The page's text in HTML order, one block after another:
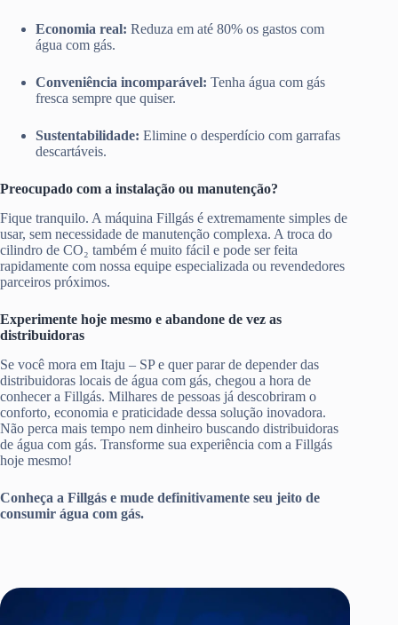
Economia real: Reduza em até 80% os gastos com
água com gás.
Conveniência incomparável: Tenha água com gás
fresca sempre que quiser.
Sustentabilidade: Elimine o desperdício com garrafas
descartáveis.
Preocupado com a instalação ou manutenção?
Fique tranquilo. A máquina Fillgás é extremamente simples de
usar, sem necessidade de manutenção complexa. A troca do
cilindro de CO₂ também é muito fácil e pode ser feita
rapidamente com nossa equipe especializada ou revendedores
parceiros próximos.
Experimente hoje mesmo e abandone de vez as
distribuidoras
Se você mora em Itaju – SP e quer parar de depender das
distribuidoras locais de água com gás, chegou a hora de
conhecer a Fillgás. Milhares de pessoas já descobriram o
conforto, economia e praticidade dessa solução inovadora.
Não perca mais tempo nem dinheiro buscando distribuidoras
de água com gás. Transforme sua experiência com a Fillgás
hoje mesmo!
Conheça a Fillgás e mude definitivamente seu jeito de
consumir água com gás.